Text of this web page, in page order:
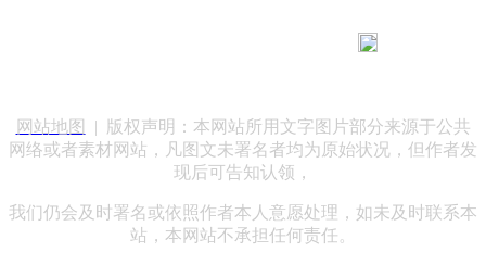
网站地图
| 版权声明：本网站所用文字图片部分来源于公共
网络或者素材网站，凡图文未署名者均为原始状况，但作者发
现后可告知认领，
我们仍会及时署名或依照作者本人意愿处理，如未及时联系本
站，本网站不承担任何责任。